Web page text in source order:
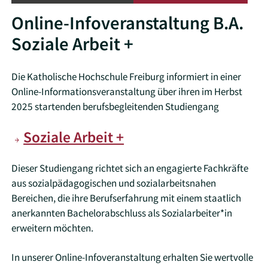
Online-Infoveranstaltung B.A.
Soziale Arbeit +
Die Katholische Hochschule Freiburg informiert in einer
Online-Informationsveranstaltung über ihren im Herbst
2025 startenden berufsbegleitenden Studiengang
Soziale Arbeit +
Dieser Studiengang richtet sich an engagierte Fachkräfte
aus sozialpädagogischen und sozialarbeitsnahen
Bereichen, die ihre Berufserfahrung mit einem staatlich
anerkannten Bachelorabschluss als Sozialarbeiter*in
erweitern möchten.
In unserer Online-Infoveranstaltung erhalten Sie wertvolle